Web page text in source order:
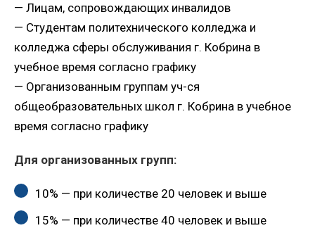
— Лицам, сопровождающих инвалидов
— Студентам политехнического колледжа и
колледжа сферы обслуживания г. Кобрина в
учебное время согласно графику
— Организованным группам уч-ся
общеобразовательных школ г. Кобрина в учебное
время согласно графику
Для организованных групп:
10% — при количестве 20 человек и выше
15% — при количестве 40 человек и выше